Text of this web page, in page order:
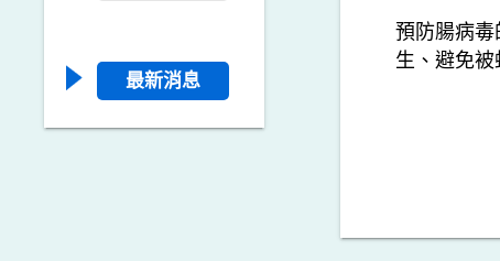
最新消息
預防腸病
生、避免被